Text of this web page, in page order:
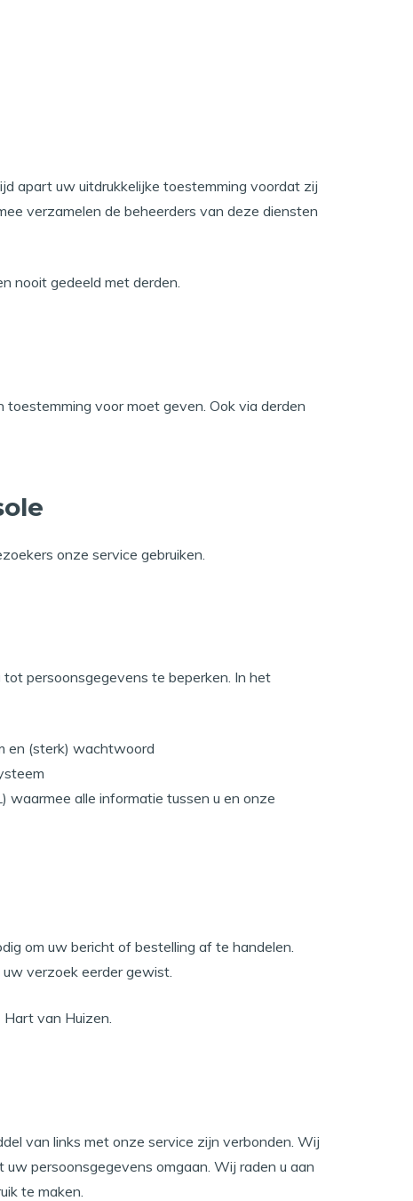
apart uw uitdrukkelijke toestemming voordat zij
verzamelen de beheerders van deze diensten
nooit gedeeld met derden.
voor moet geven. Ook via derden
onze service gebruiken.
persoonsgegevens te beperken. In het
en (sterk) wachtwoord
waarmee alle informatie tussen u en onze
om uw bericht of bestelling af te handelen.
verzoek eerder gewist.
van Huizen.
van links met onze service zijn verbonden. Wij
persoonsgegevens omgaan. Wij raden u aan
te maken.